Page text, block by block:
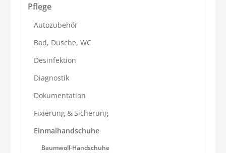
Pflege
Autozubehör
Bad, Dusche, WC
Desinfektion
Diagnostik
Dokumentation
Fixierung & Sicherung
Einmalhandschuhe
Baumwoll-Handschuhe